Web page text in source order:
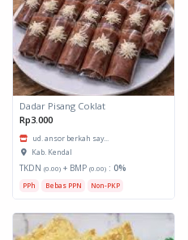
Dadar Pisang Coklat
Rp3.000
ud. ansor berkah say...
Kab. Kendal
TKDN (0.00) + BMP (0.00) : 0%
PPh Bebas PPN Non-PKP